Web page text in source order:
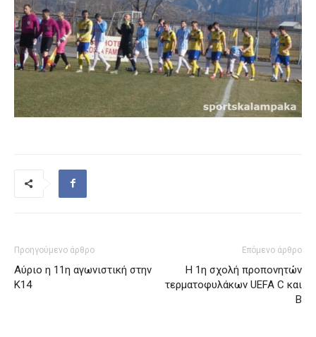
Προηγούμενο άρθρο
Αύριο η 11η αγωνιστική στην
Κ14
Επόμενο άρθρο
Η 1η σχολή προπονητών
τερματοφυλάκων UEFA C και
B